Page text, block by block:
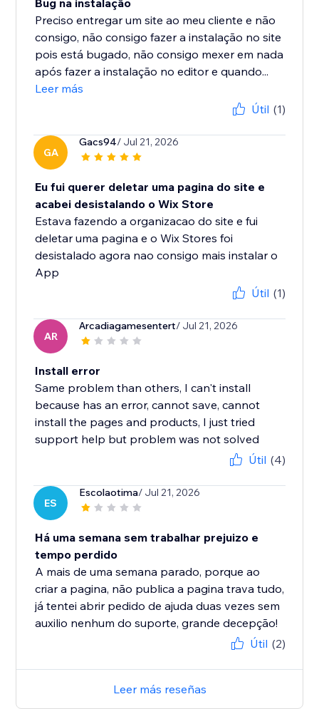
Bug na instalação
Preciso entregar um site ao meu cliente e não
consigo, não consigo fazer a instalação no site
pois está bugado, não consigo mexer em nada
após fazer a instalação no editor e quando...
Leer más
Útil (1)
GA
Gacs94/ Jul 21, 2026
Eu fui querer deletar uma pagina do site e
acabei desistalando o Wix Store
Estava fazendo a organizacao do site e fui
deletar uma pagina e o Wix Stores foi
desistalado agora nao consigo mais instalar o
App
Útil (1)
AR
Arcadiagamesentert/ Jul 21, 2026
Install error
Same problem than others, I can't install
because has an error, cannot save, cannot
install the pages and products, I just tried
support help but problem was not solved
Útil (4)
ES
Escolaotima/ Jul 21, 2026
Há uma semana sem trabalhar prejuizo e
tempo perdido
A mais de uma semana parado, porque ao
criar a pagina, não publica a pagina trava tudo,
já tentei abrir pedido de ajuda duas vezes sem
auxilio nenhum do suporte, grande decepção!
Útil (2)
Leer más reseñas